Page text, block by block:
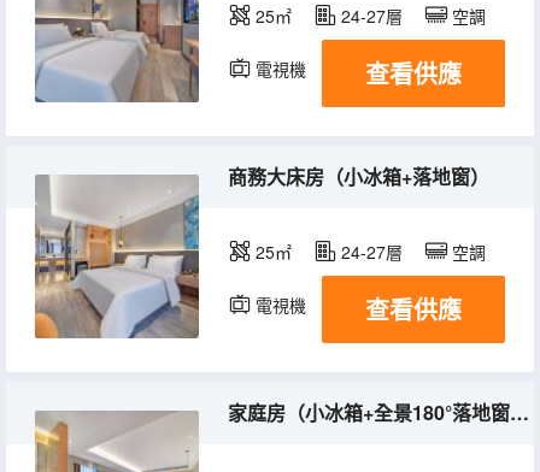
25㎡ 24-27層 空調
電視機 冰箱
查看供應
商務大床房（小冰箱+落地窗）
25㎡ 24-27層 空調
電視機 冰箱
查看供應
家庭房（小冰箱+全景180°落地窗+貴妃椅）